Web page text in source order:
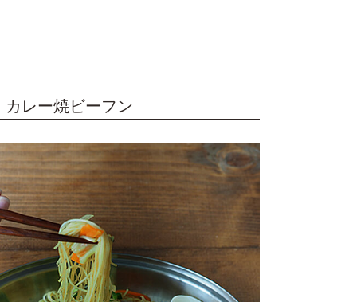
レー焼ビーフン